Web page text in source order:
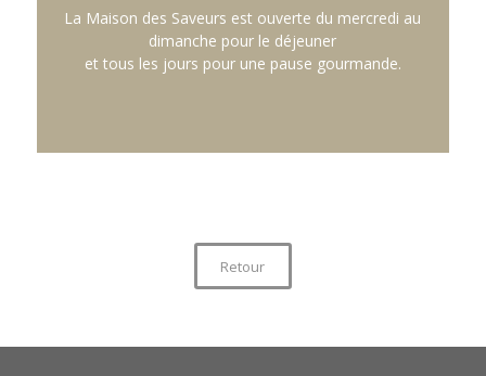
La Maison des Saveurs est ouverte du mercredi au
dimanche pour le déjeuner
et tous les jours pour une pause gourmande.
Retour